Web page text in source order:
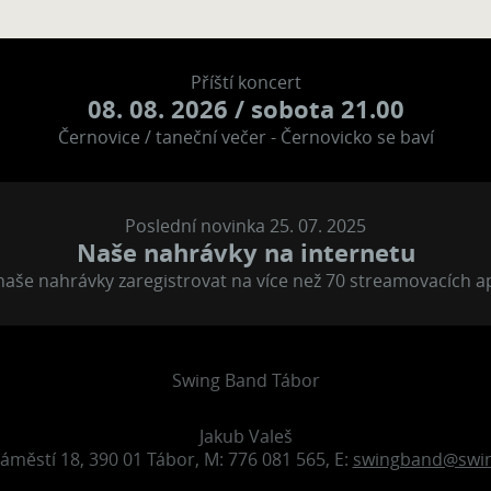
Příští koncert
08. 08. 2026 / sobota 21.00
Černovice / taneční večer - Černovicko se baví
Poslední novinka 25. 07. 2025
Naše nahrávky na internetu
nahrávky zaregistrovat na více než 70 streamovacích
Swing Band Tábor
Jakub Valeš
18, 390 01 Tábor, M: 776 081 565, E: